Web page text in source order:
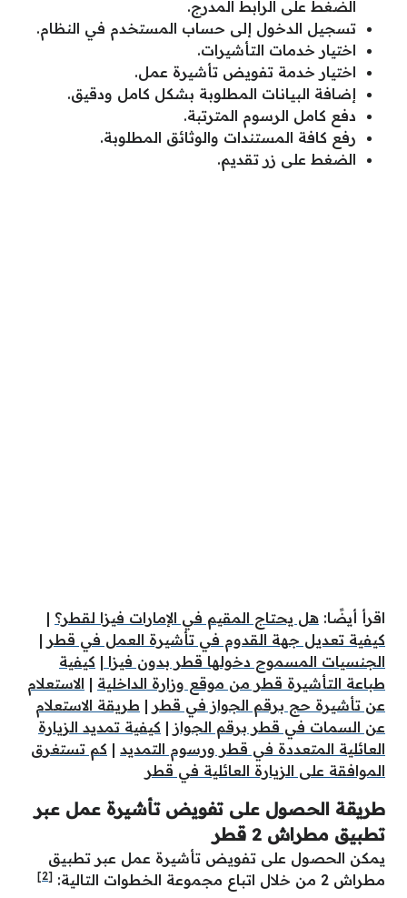
الضغط على الرابط المدرج.
تسجيل الدخول إلى حساب المستخدم في النظام.
اختيار خدمات التأشيرات.
اختيار خدمة تفويض تأشيرة عمل.
إضافة البيانات المطلوبة بشكل كامل ودقيق.
دفع كامل الرسوم المترتبة.
رفع كافة المستندات والوثائق المطلوبة.
الضغط على زر تقديم.
اقرأ أيضًا: هل يحتاج المقيم في الإمارات فيزا لقطر؟ |
كيفية تعديل جهة القدوم في تأشيرة العمل في قطر |
الجنسيات المسموح دخولها قطر بدون فيزا | كيفية
طباعة التأشيرة قطر من موقع وزارة الداخلية | الاستعلام
عن تأشيرة حج برقم الجواز في قطر | طريقة الاستعلام
عن السمات في قطر برقم الجواز | كيفية تمديد الزيارة
العائلية المتعددة في قطر ورسوم التمديد | كم تستغرق
الموافقة على الزيارة العائلية في قطر
طريقة الحصول على تفويض تأشيرة عمل عبر
تطبيق مطراش 2 قطر
يمكن الحصول على تفويض تأشيرة عمل عبر تطبيق
مطراش 2 من خلال اتباع مجموعة الخطوات التالية:
[2]